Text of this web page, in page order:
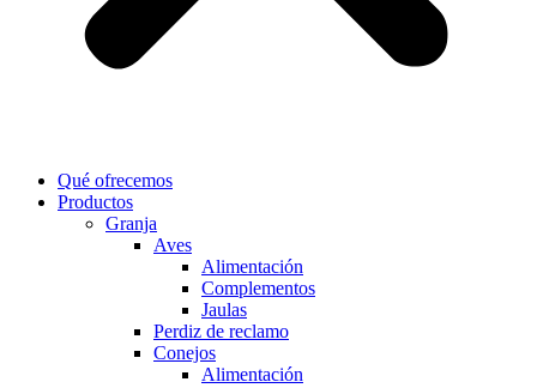
Qué ofrecemos
Productos
Granja
Aves
Alimentación
Complementos
Jaulas
Perdiz de reclamo
Conejos
Alimentación